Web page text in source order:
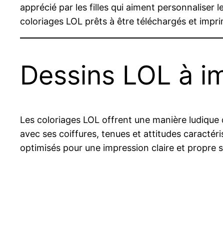
apprécié par les filles qui aiment personnaliser
coloriages LOL prêts à être téléchargés et
Dessins LOL à
Les coloriages LOL offrent une manière
avec ses coiffures, tenues et attitudes
optimisés pour une impression claire et propre